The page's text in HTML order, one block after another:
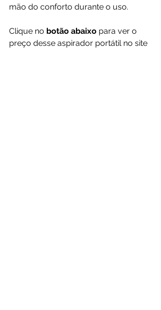
mão do conforto durante o uso.
Clique no botão abaixo para ver o
preço desse aspirador portátil no site